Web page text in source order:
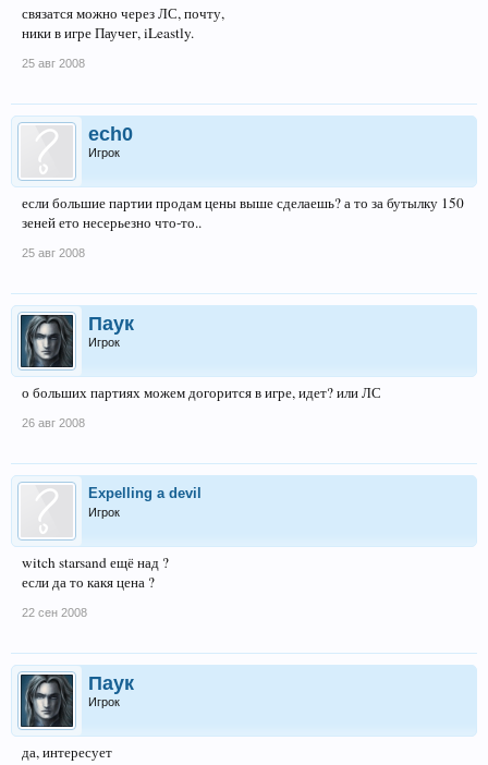
связатся можно через ЛС, почту,
ники в игре Паучег, iLeastly.
25 авг 2008
ech0
Игрок
если большие партии продам цены выше сделаешь? а то за бутылку 150
зеней ето несерьезно что-то..
25 авг 2008
Паук
Игрок
о больших партиях можем догорится в игре, идет? или ЛС
26 авг 2008
Expelling a devil
Игрок
witch starsand ещё над ?
если да то какя цена ?
22 сен 2008
Паук
Игрок
да, интересует